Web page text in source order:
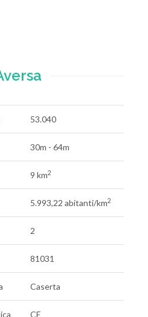
53.040
30m - 64m
9 km2
5.993,22 abitanti/km2
2
81031
Caserta
CE